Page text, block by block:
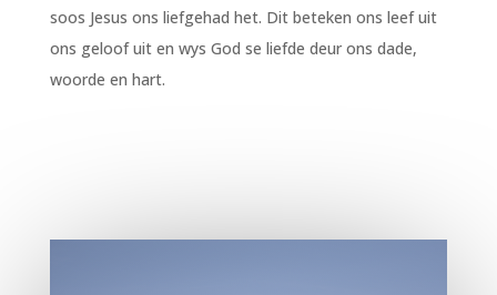
soos Jesus ons liefgehad het. Dit beteken ons leef uit
ons geloof uit en wys God se liefde deur ons dade,
woorde en hart.